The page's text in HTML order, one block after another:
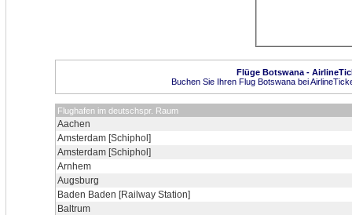
Flüge Botswana -
Buchen Sie Ihren Flug Botswana bei
Flughafen im deutschspr. Raum
Aachen
Amsterdam [Schiphol]
Amsterdam [Schiphol]
Arnhem
Augsburg
Baden Baden [Railway Station]
Baltrum